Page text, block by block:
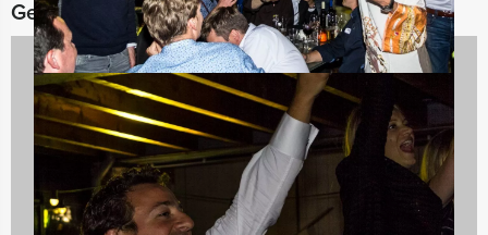
Gerelateerde categorieën
Bedrijfsuitjes
920 uitjes